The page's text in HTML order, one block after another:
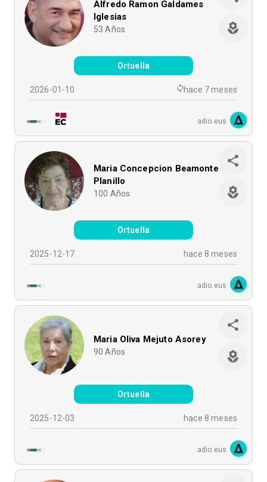
Alfredo Ramon Galdames
Iglesias
53 Años
Ortuella
2026-01-10 hace 7 meses
adio.eus
Maria Concepcion Beamonte
Planillo
100 Años
Ortuella
2025-12-17 hace 8 meses
adio.eus
Maria Oliva Mejuto Asorey
90 Años
Ortuella
2025-12-03 hace 8 meses
adio.eus